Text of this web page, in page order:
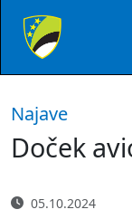
Najave
Doček
05.10.2024